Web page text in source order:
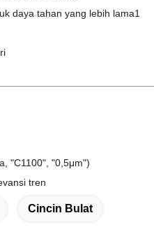
daya tahan yang lebih lama1
"C1100", "0,5μm")
tren
Cincin Bulat